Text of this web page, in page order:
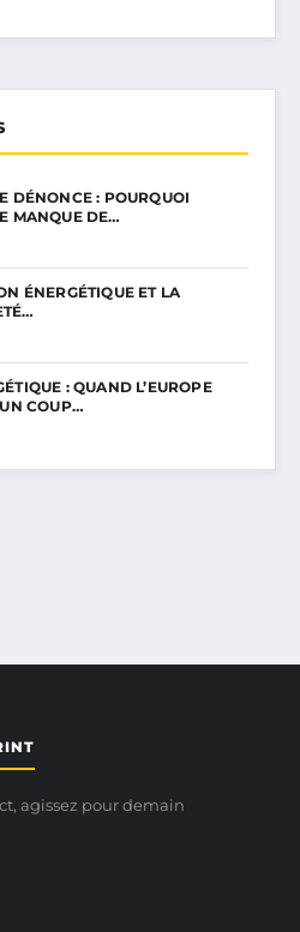
DÉNONCE : POURQUOI
MANQUE DE…
ÉNERGÉTIQUE ET LA
: QUAND L’EUROPE
COUP…
agissez pour demain